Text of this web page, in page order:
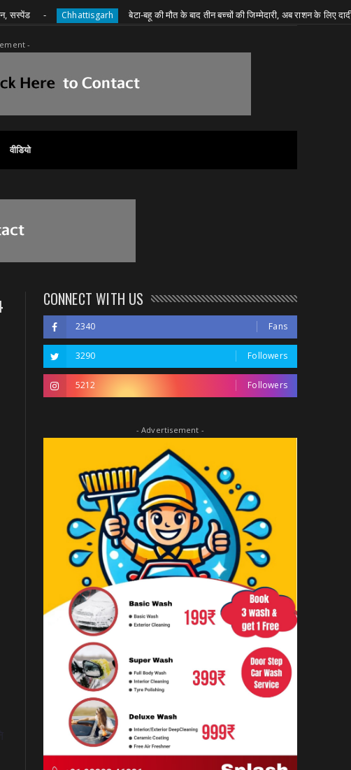
-
वीडियो
Chhattisgarh बेटा-बहू की मौत के बाद तीन बच्चों की जिम्मेदारी, अब राशन के लिए दादी की
CONNECT WITH US
2340 Fans
3290 Followers
5212 Followers
- Advertisement -